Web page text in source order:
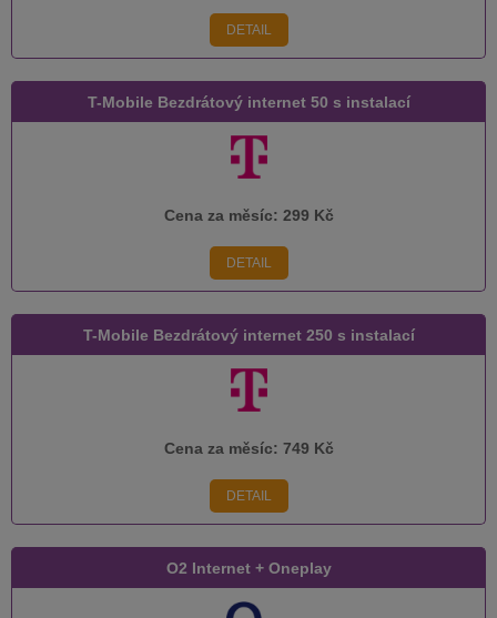
DETAIL
T-Mobile Bezdrátový internet 50 s instalací
Cena za měsíc: 299 Kč
DETAIL
T-Mobile Bezdrátový internet 250 s instalací
Cena za měsíc: 749 Kč
DETAIL
O2 Internet + Oneplay